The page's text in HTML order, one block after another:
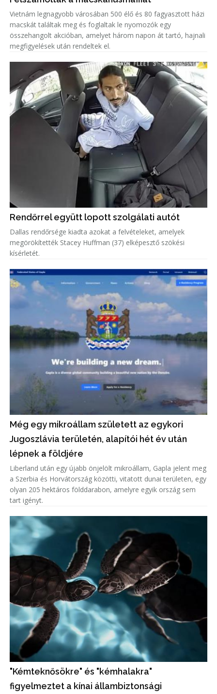
Vietnám legnagyobb városában 500 élő és 80 fagyasztott házi
macskát találtak meg és foglaltak le nyomozók egy
összehangolt akcióban, amelyet három napon át tartó, hajnali
megfigyelések után rendeltek el.
Rendőrrel együtt lopott szolgálati autót
Dallas rendőrsége kiadta azokat a felvételeket, amelyek
megörökítették Stacey Huffman (37) elképesztő szökési
kísérletét.
Még egy mikroállam született az egykori
Jugoszlávia területén, alapítói hét év után
lépnek a földjére
Liberland után egy újabb önjelölt mikroállam, Gapla jelent meg
a Szerbia és Horvátország közötti, vitatott dunai területen, egy
olyan 205 hektáros földdarabon, amelyre egyik ország sem
tart igényt.
"Kémteknősökre" és "kémhalakra"
figyelmeztet a kínai állambiztonsági